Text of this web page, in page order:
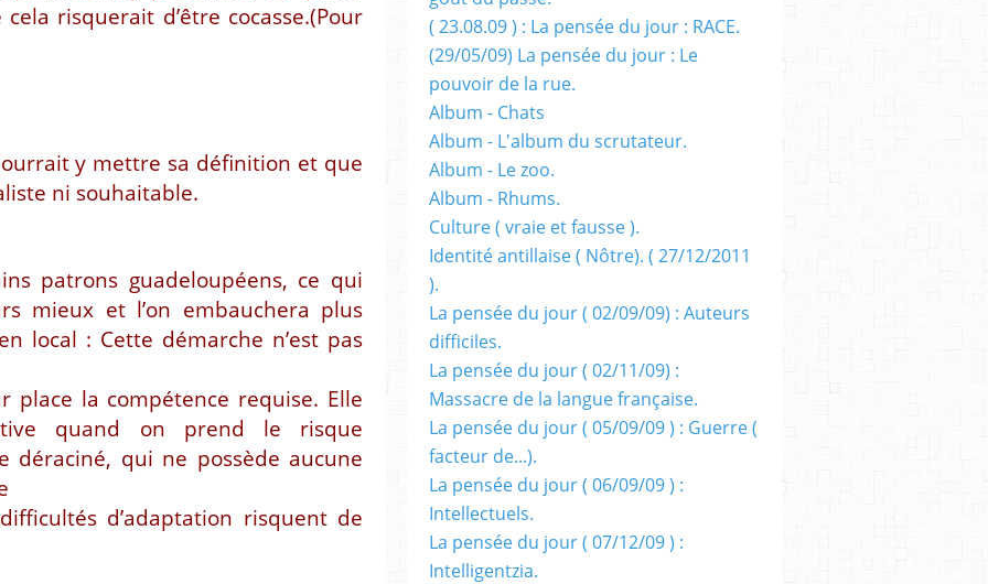
risquerait d’être cocasse.(Pour
y mettre sa définition et que
ni souhaitable.
patrons guadeloupéens, ce qui
mieux et l’on embauchera plus
local : Cette démarche n’est pas
la compétence requise. Elle
quand on prend le risque
déraciné, qui ne possède aucune
d’adaptation risquent de
( 23.08.09 ) : La pensée du jour : RACE.
(29/05/09) La pensée du jour : Le
pouvoir de la rue.
Album - Chats
Album - L'album du scrutateur.
Album - Le zoo.
Album - Rhums.
Culture ( vraie et fausse ).
Identité antillaise ( Nôtre). ( 27/12/2011
).
La pensée du jour ( 02/09/09) : Auteurs
difficiles.
La pensée du jour ( 02/11/09) :
Massacre de la langue française.
La pensée du jour ( 05/09/09 ) : Guerre (
facteur de...).
La pensée du jour ( 06/09/09 ) :
Intellectuels.
La pensée du jour ( 07/12/09 ) :
Intelligentzia.